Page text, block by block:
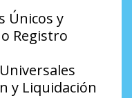
Únicos y
Registro
y Liquidación